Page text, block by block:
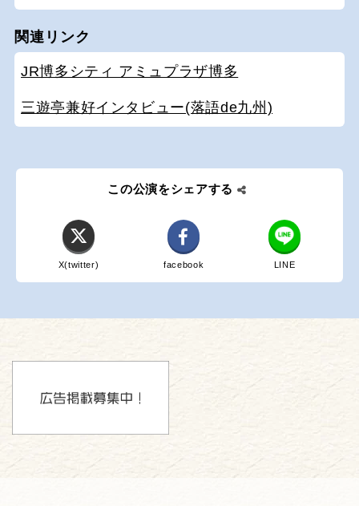
関連リンク
JR博多シティ アミュプラザ博多
三遊亭兼好インタビュー(落語de九州)
この公演をシェアする
X(twitter) facebook LINE